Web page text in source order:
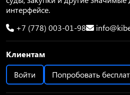
интерфейсе.
+7 (778) 003-01-98
Клиентам
Войти
Попробовать